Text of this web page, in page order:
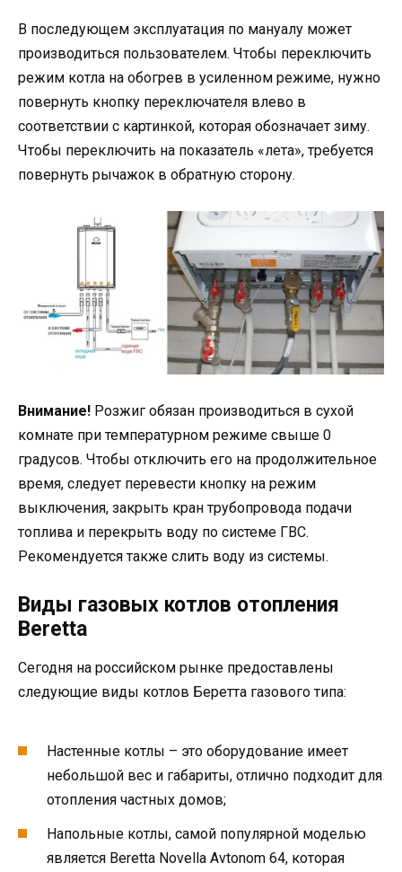
В последующем эксплуатация по мануалу может
производиться пользователем. Чтобы переключить
режим котла на обогрев в усиленном режиме, нужно
повернуть кнопку переключателя влево в
соответствии с картинкой, которая обозначает зиму.
Чтобы переключить на показатель «лета», требуется
повернуть рычажок в обратную сторону.
Внимание! Розжиг обязан производиться в сухой
комнате при температурном режиме свыше 0
градусов. Чтобы отключить его на продолжительное
время, следует перевести кнопку на режим
выключения, закрыть кран трубопровода подачи
топлива и перекрыть воду по системе ГВС.
Рекомендуется также слить воду из системы.
Виды газовых котлов отопления
Beretta
Сегодня на российском рынке предоставлены
следующие виды котлов Беретта газового типа:
Настенные котлы – это оборудование имеет
небольшой вес и габариты, отлично подходит для
отопления частных домов;
Напольные котлы, самой популярной моделью
является Beretta Novella Avtonom 64, которая